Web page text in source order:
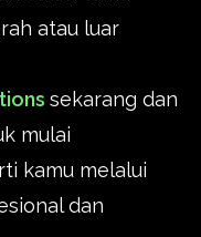
atau luar
sekarang dan
mulai
kamu melalui
dan